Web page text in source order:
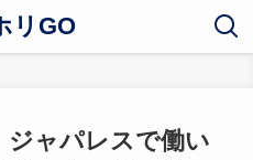
リGO
ジャパレスで働い